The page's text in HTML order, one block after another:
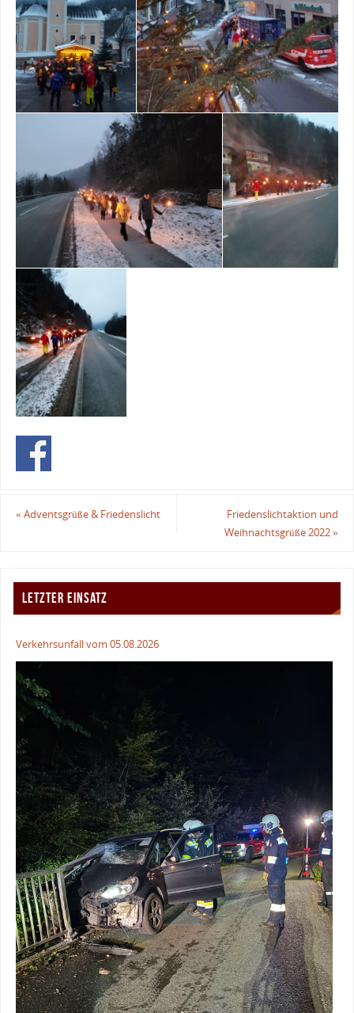
« Adventsgrüße & Friedenslicht
Friedenslichtaktion und
Weihnachtsgrüße 2022»
LETZTER EINSATZ
Verkehrsunfall vom 05.08.2026